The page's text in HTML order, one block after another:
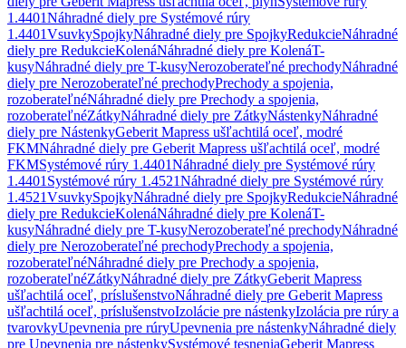
1.4401Náhradné diely pre Systémové rúry
1.4401VsuvkySpojkyNáhradné diely pre SpojkyRedukcieNáhradné
diely pre RedukcieKolenáNáhradné diely pre KolenáT-
kusyNáhradné diely pre T-kusyNerozoberateľné prechodyNáhradné
diely pre Nerozoberateľné prechodyPrechody a spojenia,
rozoberateľnéNáhradné diely pre Prechody a spojenia,
rozoberateľnéZátkyNáhradné diely pre ZátkyNástenkyNáhradné
diely pre NástenkyGeberit Mapress ušľachtilá oceľ, modré
FKMNáhradné diely pre Geberit Mapress ušľachtilá oceľ, modré
FKMSystémové rúry 1.4401Náhradné diely pre Systémové rúry
1.4401 Systémové rúry 1.4521Náhradné diely pre Systémové rúry
1.4521VsuvkySpojkyNáhradné diely pre SpojkyRedukcieNáhradné
diely pre RedukcieKolenáNáhradné diely pre KolenáT-
kusyNáhradné diely pre T-kusyNerozoberateľné prechodyNáhradné
diely pre Nerozoberateľné prechodyPrechody a spojenia,
rozoberateľnéNáhradné diely pre Prechody a spojenia,
rozoberateľnéZátkyNáhradné diely pre ZátkyGeberit Mapress
ušľachtilá oceľ, príslušenstvoNáhradné diely pre Geberit Mapress
ušľachtilá oceľ, príslušenstvoIzolácie pre nástenkyIzolácia pre rúry a
tvarovkyUpevnenia pre rúryUpevnenia pre nástenkyNáhradné diely
pre Upevnenia pre nástenkySystémové tesneniaGeberit Mapress